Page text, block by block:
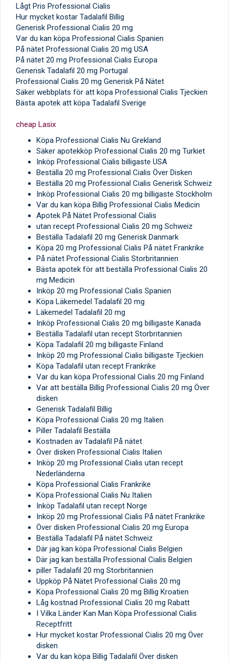
Lågt Pris Professional Cialis
Hur mycket kostar Tadalafil Billig
Generisk Professional Cialis 20 mg
Var du kan köpa Professional Cialis Spanien
På nätet Professional Cialis 20 mg USA
På nätet 20 mg Professional Cialis Europa
Generisk Tadalafil 20 mg Portugal
Professional Cialis 20 mg Generisk På Nätet
Säker webbplats för att köpa Professional Cialis Tjeckien
Bästa apotek att köpa Tadalafil Sverige
cheap Lasix
Köpa Professional Cialis Nu Grekland
Säker apotekköp Professional Cialis 20 mg Turkiet
Inköp Professional Cialis billigaste USA
Beställa 20 mg Professional Cialis Över Disken
Beställa 20 mg Professional Cialis Generisk Schweiz
Inköp Professional Cialis 20 mg billigaste Stockholm
Var du kan köpa Billig Professional Cialis Medicin
Apotek På Nätet Professional Cialis
utan recept Professional Cialis 20 mg Schweiz
Beställa Tadalafil 20 mg Generisk Danmark
Köpa 20 mg Professional Cialis På nätet Frankrike
På nätet Professional Cialis Storbritannien
Bästa apotek för att beställa Professional Cialis 20
mg Medicin
Inköp 20 mg Professional Cialis Spanien
Köpa Läkemedel Tadalafil 20 mg
Läkemedel Tadalafil 20 mg
Inköp Professional Cialis 20 mg billigaste Kanada
Beställa Tadalafil utan recept Storbritannien
Köpa Tadalafil 20 mg billigaste Finland
Inköp 20 mg Professional Cialis billigaste Tjeckien
Köpa Tadalafil utan recept Frankrike
Var du kan köpa Professional Cialis 20 mg Finland
Var att beställa Billig Professional Cialis 20 mg Över
disken
Generisk Tadalafil Billig
Köpa Professional Cialis 20 mg Italien
Piller Tadalafil Beställa
Kostnaden av Tadalafil På nätet
Över disken Professional Cialis Italien
Inköp 20 mg Professional Cialis utan recept
Nederländerna
Köpa Professional Cialis Frankrike
Köpa Professional Cialis Nu Italien
Inköp Tadalafil utan recept Norge
Inköp 20 mg Professional Cialis På nätet Frankrike
Över disken Professional Cialis 20 mg Europa
Beställa Tadalafil På nätet Schweiz
Där jag kan köpa Professional Cialis Belgien
Där jag kan beställa Professional Cialis Belgien
piller Tadalafil 20 mg Storbritannien
Uppköp På Nätet Professional Cialis 20 mg
Köpa Professional Cialis 20 mg Billig Kroatien
Låg kostnad Professional Cialis 20 mg Rabatt
I Vilka Länder Kan Man Köpa Professional Cialis
Receptfritt
Hur mycket kostar Professional Cialis 20 mg Över
disken
Var du kan köpa Billig Tadalafil Över disken